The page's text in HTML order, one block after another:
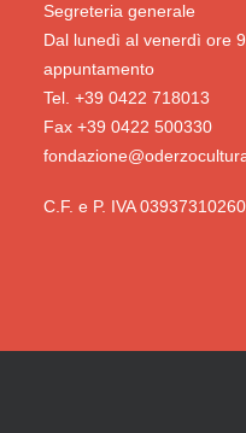
Segreteria generale
Dal lunedì al venerdì ore
appuntamento
Tel. +39 0422 718013
Fax +39 0422 500330
C.F. e P. IVA 03937310260